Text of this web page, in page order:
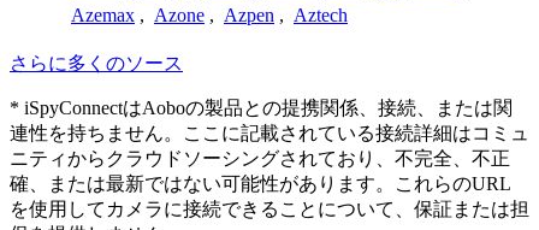
Azemax , Azone , Azpen , Aztech
さらに多くのソース
* iSpyConnectはAoboの製品との提携関係、接続、または関
連性を持ちません。ここに記載されている接続詳細はコミュ
ニティからクラウドソーシングされており、不完全、不正
確、または最新ではない可能性があります。これらのURL
を使用してカメラに接続できることについて、保証または担